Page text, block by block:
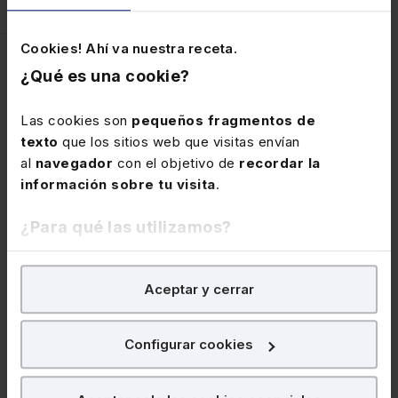
Cookies! Ahí va nuestra receta.
¿Qué es una cookie?
Las cookies son pequeños fragmentos de
texto que los sitios web que visitas envían
al navegador con el objetivo de recordar la
información sobre tu visita.
¿Para qué las utilizamos?
En Lefebvre utilizamos las cookies confines
para tratar demejorar tu experiencia
nuestra página web. También con fines publicitarios,
para poder mostrarte publicidad y contenidos de tu
Aceptar y cerrar
Configurar cookies
Características del
producto
SUMARIO
Plan general
Capítulo 1. Introducción: elusión fiscal
internacional y convenios sobre doble imposición
B. Noción de abuso en la legislación bilateral. De la